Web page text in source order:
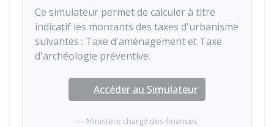
Ce simulateur permet de calculer à titre
indicatif les montants des taxes d'urbanisme
suivantes : Taxe d'aménagement et Taxe
d'archéologie préventive.
Accéder au Simulateur
Ministère chargé des finances